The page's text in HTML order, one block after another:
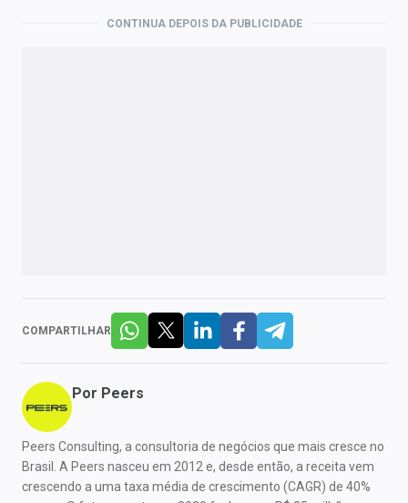
CONTINUA DEPOIS DA PUBLICIDADE
COMPARTILHAR
Por Peers
Peers Consulting, a consultoria de negócios que mais cresce no
Brasil. A Peers nasceu em 2012 e, desde então, a receita vem
crescendo a uma taxa média de crescimento (CAGR) de 40%